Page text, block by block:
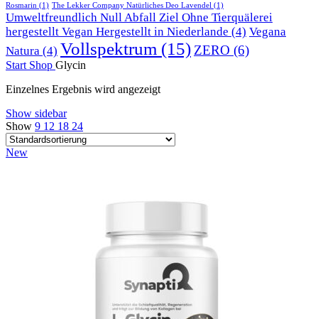
Rosmarin (1) The Lekker Company Natürliches Deo Lavendel (1)
Umweltfreundlich Null Abfall Ziel Ohne Tierquälerei
hergestellt Vegan Hergestellt in Niederlande (4) Vegana
Natura (4) Vollspektrum (15) ZERO (6)
Start Shop Glycin
Einzelnes Ergebnis wird angezeigt
Show sidebar
Show 9 12 18 24
New